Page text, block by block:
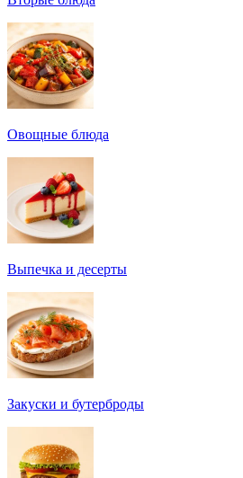
Овощные блюда
Выпечка и десерты
Закуски и бутерброды